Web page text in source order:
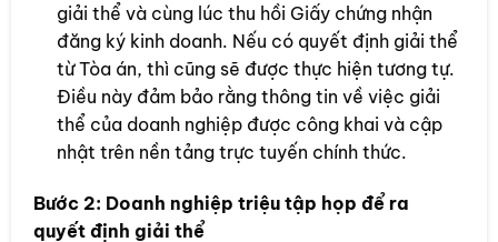
giải thể và cùng lúc thu hồi Giấy chứng nhận
đăng ký kinh doanh. Nếu có quyết định giải thể
từ Tòa án, thì cũng sẽ được thực hiện tương tự.
Điều này đảm bảo rằng thông tin về việc giải
thể của doanh nghiệp được công khai và cập
nhật trên nền tảng trực tuyến chính thức.
Bước 2: Doanh nghiệp triệu tập họp để ra
quyết định giải thể